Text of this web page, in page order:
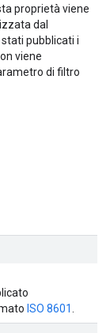
proprietà viene
dal
pubblicati i
viene
di filtro
ISO 8601